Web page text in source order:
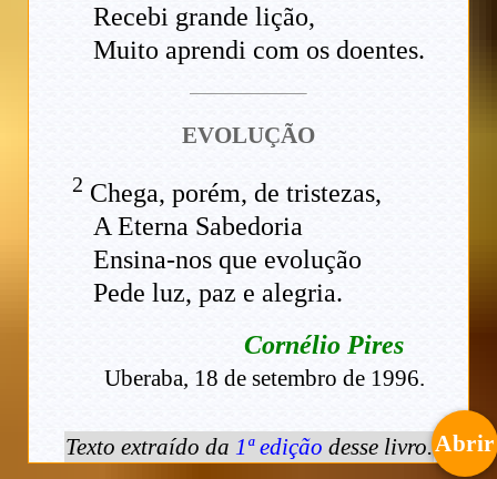
Recebi grande lição,
Muito aprendi com os doentes.
EVOLUÇÃO
2 Chega, porém, de tristezas,
A Eterna Sabedoria
Ensina-nos que evolução
Pede luz, paz e alegria.
Cornélio Pires
Uberaba, 18 de setembro de 1996.
Texto extraído da 1ª edição desse livro.Abrir